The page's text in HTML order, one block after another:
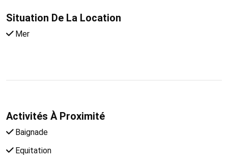
Situation De La Location
Mer
Activités À Proximité
Baignade
Equitation